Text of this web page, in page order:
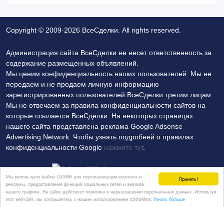
Принять!
Мы используем файлы cookie для персонализации контента и
рекламы, предоставления функций социальных сетей и анализа
нашего трафика. На сайте действует политика о неразглашении персональных данных. Используя
этот веб-сайт, вы соглашаетесь с нашим использованием coookies. Узнать больше
Copyright © 2009-2026 ВсеСделки. All rights reserved.
Администрация сайта ВсеСделки не несет ответственность за
содержание размещенных объявлений.
Мы ценим конфиденциальность наших пользователей. Мы не
передаем и не продаем личную информацию
зарегистрированных пользователей ВсеСделки третим лицам.
Мы не отвечаем за правила конфиденциальности сайтов на
которые ссылается ВсеСделки. На некоторых страницах
нашего сайта представлена реклама Google Adsense
Advertising Network. Чтобы узнать подробней о правилах
конфиденциальности Google нажмите тут.
Политика конфиденциальности Контакты